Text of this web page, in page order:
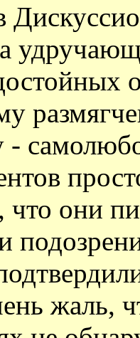
что они
жаль,